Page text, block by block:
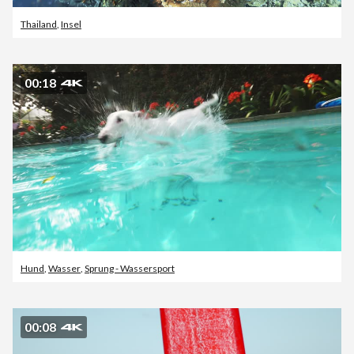
Thailand Insel
00:18
Hund Wasser Sprung - Wassersport
00:08